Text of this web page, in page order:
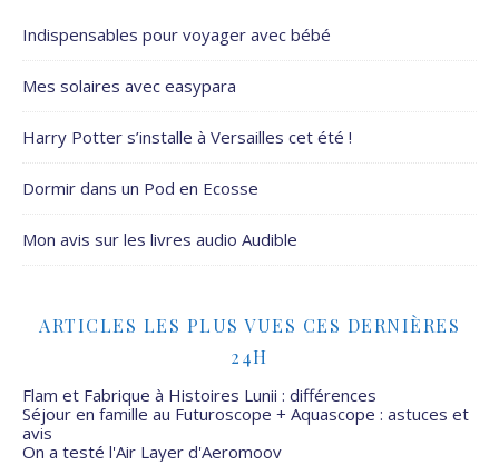
Indispensables pour voyager avec bébé
Mes solaires avec easypara
Harry Potter s’installe à Versailles cet été !
Dormir dans un Pod en Ecosse
Mon avis sur les livres audio Audible
ARTICLES LES PLUS VUES CES DERNIÈRES
24H
Flam et Fabrique à Histoires Lunii : différences
Séjour en famille au Futuroscope + Aquascope : astuces et
avis
On a testé l'Air Layer d'Aeromoov